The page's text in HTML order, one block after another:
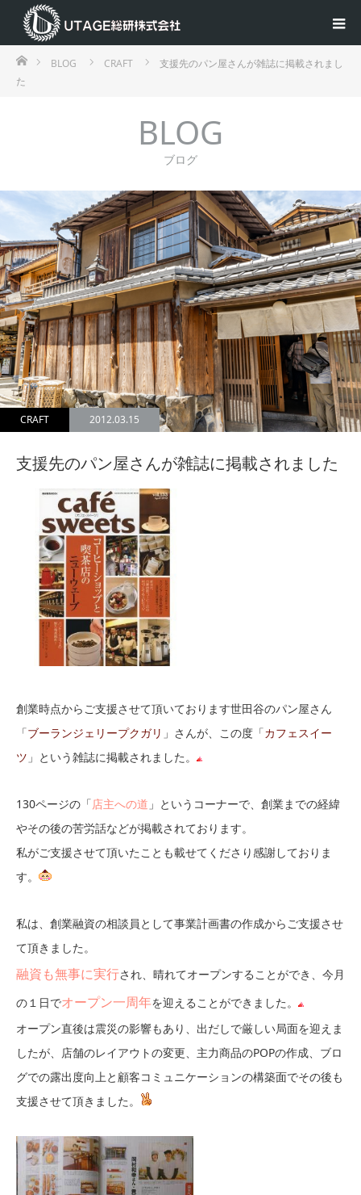
ホームBLOG CRAFT
支援先のパン屋さんが雑誌に掲載されまし
た
BLOG
ブログ
CRAFT 2012.03.15
支援先のパン屋さんが雑誌に掲載されました
創業時点からご支援させて頂いております世田谷のパン屋さん
「ブーランジェリープクガリ 」さんが、この度「カフェスイー
ツ 」という雑誌に掲載されました。
130ページの「店主への道 」というコーナーで、創業までの経緯
やその後の苦労話などが掲載されております。
私がご支援させて頂いたことも載せてくださり感謝しておりま
す。
私は、創業融資の相談員として事業計画書の作成からご支援させ
て頂きました。
融資も無事に実行され、晴れてオープンすることができ、今月
の１日でオープン一周年を迎えることができました。
オープン直後は震災の影響もあり、出だしで厳しい局面を迎えま
したが、店舗のレイアウトの変更、主力商品のPOPの作成、ブロ
グでの露出度向上と顧客コミュニケーションの構築面でその後も
支援させて頂きました。